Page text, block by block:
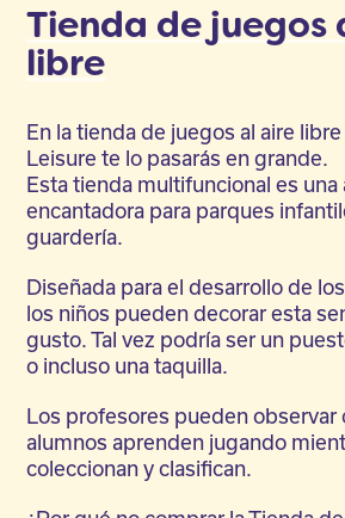
Tienda de juegos
libre
En la tienda de juegos al aire
Leisure te lo pasarás en grande.
Esta tienda multifuncional es
encantadora para parques
guardería.
Diseñada para el desarrollo de
los niños pueden decorar esta
gusto. Tal vez podría ser un
o incluso una taquilla.
Los profesores pueden observar
alumnos aprenden jugando
coleccionan y clasifican.